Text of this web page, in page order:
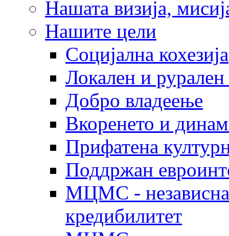
Нашата визија,
Нашите цели
Социјална кохезија
Локален и рурален
Добро владеење
Вкоренето и
Прифатена
Поддржан
МЦМС - независна
кредибилитет